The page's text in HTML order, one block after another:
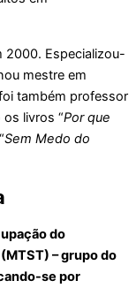
2000. Especializou-
mestre em
também professor
livros “Por que
Sem Medo do
do
– grupo do
se por